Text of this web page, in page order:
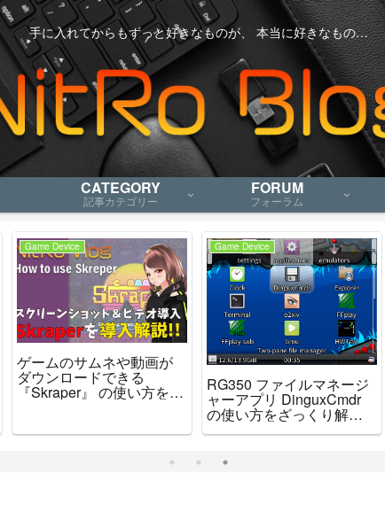
手に入れてからもずっと好きなものが、 本当に好きなもの…
CATEGORY
記事カテゴリー
FORUM
フォーラム
Game Device
ゲームのサムネや動画が
ダウンロードできる
『Skraper』 の使い方を解
Game Device
RG350 ファイルマネージ
ャーアプリ DinguxCmdr
の使い方をざっくり解説
しますぜ